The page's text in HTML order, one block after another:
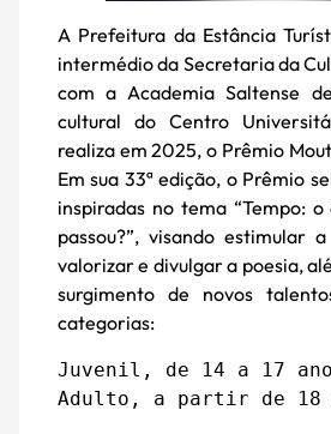
A Prefeitura da Estância
intermédio da Secretaria da
com a Academia Saltense
cultural do Centro
realiza em 2025, o Prêmio
Em sua 33ª edição, o Prêmio
inspiradas no tema “Tempo:
passou?”, visando estimular
valorizar e divulgar a poesia,
surgimento de novos
categorias:
Juvenil, de 14 a 17
Adulto, a partir de 18